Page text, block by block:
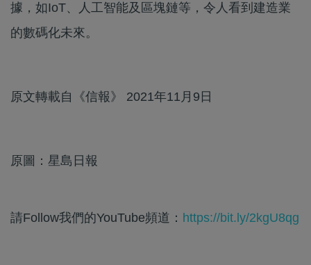
據，如IoT、人工智能及區塊鏈等，令人看到建造業
的數碼化未來。
原文轉載自《信報》 2021年11月9日
原圖：星島日報
請Follow我們的YouTube頻道： https://bit.ly/2kgU8qg